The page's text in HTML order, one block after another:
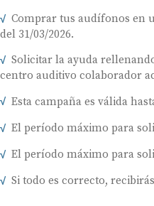
Comprar tus audífonos en
del 31/03/2026.
Solicitar la ayuda
centro auditivo colaborador
Esta campaña es válida
El período máximo para
El período máximo para
Si todo es correcto,